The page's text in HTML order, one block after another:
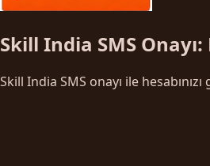
Skill India SMS Onayı:
Skill India SMS onayı ile